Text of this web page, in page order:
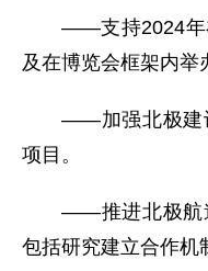
——支持2024年
及在博览会框架内举
——加强北极建
项目。
——推进北极航
包括研究建立合作机